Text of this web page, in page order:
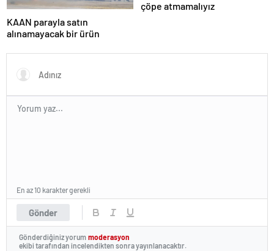
KAAN parayla satın
alınamayacak bir ürün
çöpe atmamalıyız
Gönder
En az 10 karakter gerekli
Gönderdiğiniz yorum moderasyon
ekibi tarafından incelendikten sonra yayınlanacaktır.